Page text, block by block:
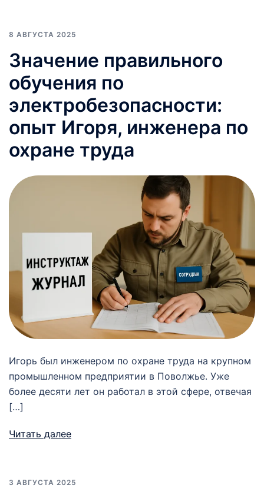
8 АВГУСТА 2025
Значение правильного
обучения по
электробезопасности:
опыт Игоря, инженера по
охране труда
Игорь был инженером по охране труда на крупном
промышленном предприятии в Поволжье. Уже
более десяти лет он работал в этой сфере, отвечая
[…]
Читать далее
3 АВГУСТА 2025